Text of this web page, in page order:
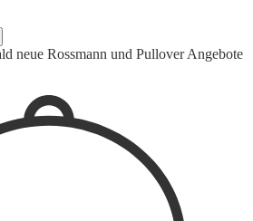
neue Rossmann und Pullover Angebote